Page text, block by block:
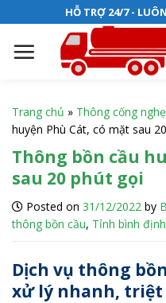
k
HỖ TRỢ 24/7 -
Trang chủ » Thông cống
huyện Phù Cát, có mặt sau
Thông bồn cầu
sau 20 phút gọi
Posted on 31/12/2022 by
thông bồn cầu, Tỉnh bình định
Dịch vụ thông
xử lý nhanh, triệt